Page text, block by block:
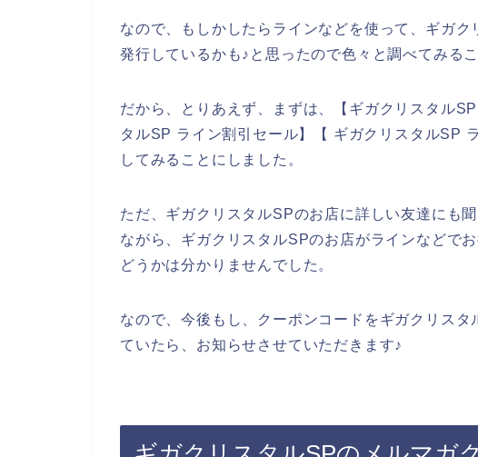
なので、もしかしたらラインなどを使って、ギガ
発行しているかも♪と思ったので色々と調べてみる
だから、とりあえず、まずは、【ギガクリスタル
タルSP ライン割引セール】【 ギガクリスタルSP
してみることにしました。
ただ、ギガクリスタルSPのお店に詳しい友達にも
ながら、ギガクリスタルSPのお店がラインなどで
どうかは分かりませんでした。
なので、今後もし、クーポンコードをギガクリス
ていたら、お知らせさせていただきます♪